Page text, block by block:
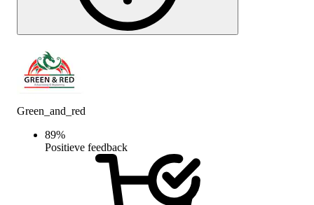
Green_and_red
89%
Positieve feedback